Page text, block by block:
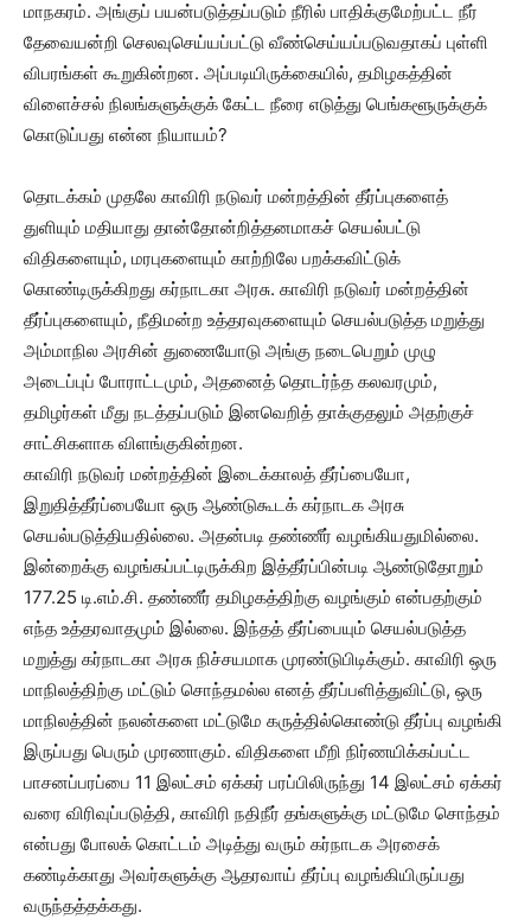
மாநகரம். அங்குப் பயன்படுத்தப்படும் நீரில் பாதிக்குமேற்பட்ட நீர்
தேவையன்றி செலவுசெய்யப்பட்டு வீண்செய்யப்படுவதாகப் புள்ளி
விபரங்கள் கூறுகின்றன. அப்படியிருக்கையில், தமிழகத்தின்
விளைச்சல் நிலங்களுக்குக் கேட்ட நீரை எடுத்து பெங்களூருக்குக்
கொடுப்பது என்ன நியாயம்?
தொடக்கம் முதலே காவிரி நடுவர் மன்றத்தின் தீர்ப்புகளைத்
துளியும் மதியாது தான்தோன்றித்தனமாகச் செயல்பட்டு
விதிகளையும், மரபுகளையும் காற்றிலே பறக்கவிட்டுக்
கொண்டிருக்கிறது கர்நாடகா அரசு. காவிரி நடுவர் மன்றத்தின்
தீர்ப்புகளையும், நீதிமன்ற உத்தரவுகளையும் செயல்படுத்த மறுத்து
அம்மாநில அரசின் துணையோடு அங்கு நடைபெறும் முழு
அடைப்புப் போராட்டமும், அதனைத் தொடர்ந்த கலவரமும்,
தமிழர்கள் மீது நடத்தப்படும் இனவெறித் தாக்குதலும் அதற்குச்
சாட்சிகளாக விளங்குகின்றன.
காவிரி நடுவர் மன்றத்தின் இடைக்காலத் தீர்ப்பையோ,
இறுதித்தீர்ப்பையோ ஒரு ஆண்டுகூடக் கர்நாடக அரசு
செயல்படுத்தியதில்லை. அதன்படி தண்ணீர் வழங்கியதுமில்லை.
இன்றைக்கு வழங்கப்பட்டிருக்கிற இத்தீர்ப்பின்படி ஆண்டுதோறும்
177.25 டி.எம்.சி. தண்ணீர் தமிழகத்திற்கு வழங்கும் என்பதற்கும்
எந்த உத்தரவாதமும் இல்லை. இந்தத் தீர்ப்பையும் செயல்படுத்த
மறுத்து கர்நாடகா அரசு நிச்சயமாக முரண்டுபிடிக்கும். காவிரி ஒரு
மாநிலத்திற்கு மட்டும் சொந்தமல்ல எனத் தீர்ப்பளித்துவிட்டு, ஒரு
மாநிலத்தின் நலன்களை மட்டுமே கருத்தில்கொண்டு தீர்ப்பு வழங்கி
இருப்பது பெரும் முரணாகும். விதிகளை மீறி நிர்ணயிக்கப்பட்ட
பாசனப்பரப்பை 11 இலட்சம் ஏக்கர் பரப்பிலிருந்து 14 இலட்சம் ஏக்கர்
வரை விரிவுப்படுத்தி, காவிரி நதிநீர் தங்களுக்கு மட்டுமே சொந்தம்
என்பது போலக் கொட்டம் அடித்து வரும் கர்நாடக அரசைக்
கண்டிக்காது அவர்களுக்கு ஆதரவாய் தீர்ப்பு வழங்கியிருப்பது
வருந்தத்தக்கது.